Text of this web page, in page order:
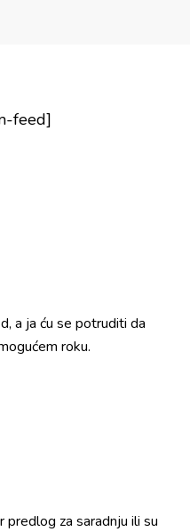
feed]
a ja ću se potruditi da
roku.
za saradnju ili su